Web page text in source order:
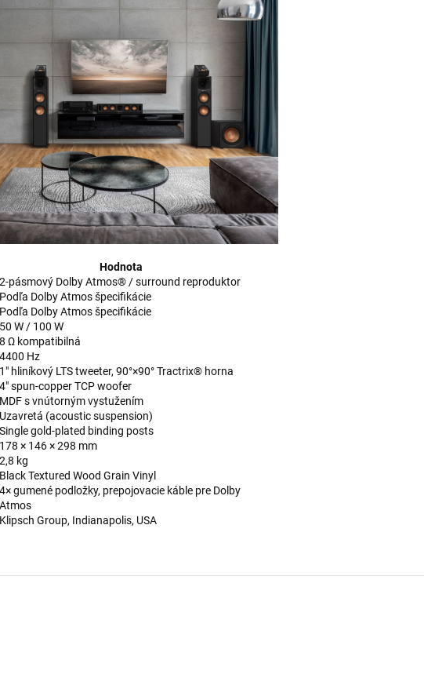
Hodnota
2-pásmový Dolby Atmos® / surround reproduktor
Podľa Dolby Atmos špecifikácie
Podľa Dolby Atmos špecifikácie
50 W / 100 W
8 Ω kompatibilná
4400 Hz
1″ hliníkový LTS tweeter, 90°×90° Tractrix® horna
4″ spun-copper TCP woofer
MDF s vnútorným vystužením
Uzavretá (acoustic suspension)
Single gold-plated binding posts
178 × 146 × 298 mm
2,8 kg
Black Textured Wood Grain Vinyl
4× gumené podložky, prepojovacie káble pre Dolby
Atmos
Klipsch Group, Indianapolis, USA